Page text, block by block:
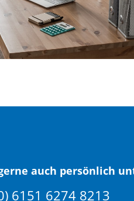
auch persönlich
6151 6274 8213